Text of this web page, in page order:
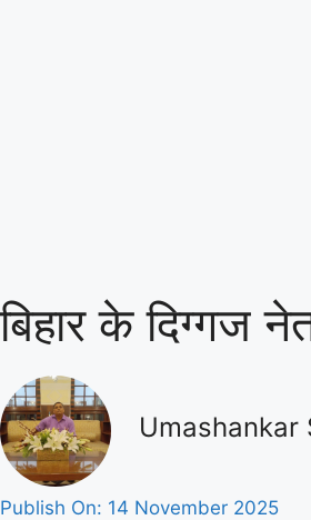
बिहार के दिग्गज
Umashankar
Publish On: 14 November 2025